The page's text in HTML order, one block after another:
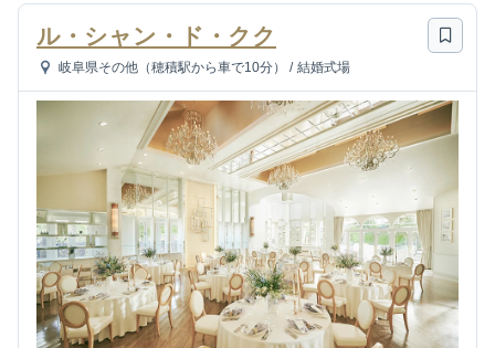
ル・シャン・ド・クク
岐阜県その他（穂積駅から車で10分） / 結婚式場